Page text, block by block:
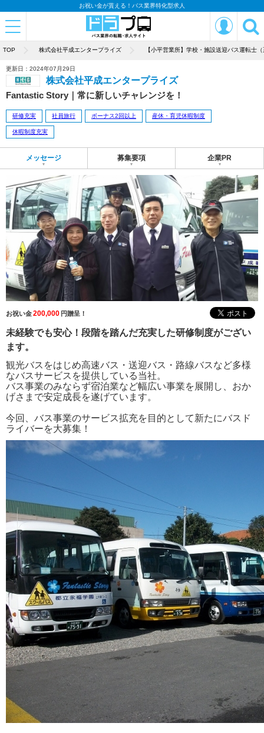
お祝い金が貰える！バス業界特化型求人
TOP 株式会社平成エンタープライズ 【小平営業所】学校・施設送迎バス運転士
更新日：2024年07月29日
株式会社平成エンタープライズ
Fantastic Story｜常に新しいチャレンジを！
研修充実 社員旅行 ボーナス2回以上 産休・育児休暇制度
休暇制度充実
メッセージ 募集要項 企業PR
お祝い金200,000 円贈呈！
未経験でも安心！段階を踏んだ充実した研修制度がござい
ます。
観光バスをはじめ高速バス・送迎バス・路線バスなど多様
なバスサービスを提供している当社。
バス事業のみならず宿泊業など幅広い事業を展開し、 おか
げさまで安定成長を遂げています。
今回、バス事業のサービス拡充を目的として新たにバスド
ライバーを大募集！